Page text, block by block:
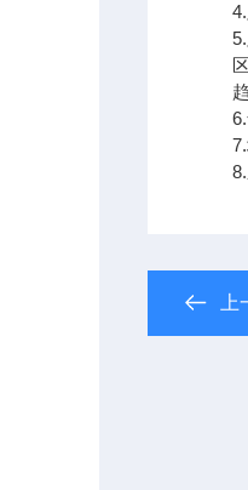
4.虫
5.虫
区域
趋势
6.气
7.墒
8.系